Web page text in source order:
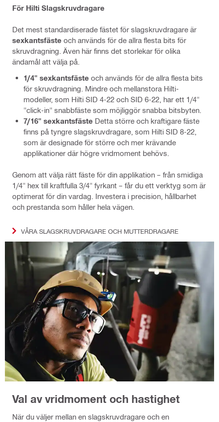
För Hilti Slagskruvdragare
Det mest standardiserade fästet för slagskruvdragare är
sexkantsfäste och används för de allra flesta bits för
skruvdragning. Även här finns det storlekar för olika
ändamål att välja på.
1/4" sexkantsfäste och används för de allra flesta bits
för skruvdragning. Mindre och mellanstora Hilti-
modeller, som Hilti SID 4-22 och SID 6-22, har ett 1/4"
"click-in" snabbfäste som möjliggör snabba bitsbyten.
7/16" sexkantsfäste Detta större och kraftigare fäste
finns på tyngre slagskruvdragare, som Hilti SID 8-22,
som är designade för större och mer krävande
applikationer där högre vridmoment behövs.
Genom att välja rätt fäste för din applikation – från smidiga
1/4" hex till kraftfulla 3/4" fyrkant – får du ett verktyg som är
optimerat för din vardag. Investera i precision, hållbarhet
och prestanda som håller hela vägen.
VÅRA SLAGSKRUVDRAGARE OCH MUTTERDRAGARE
Val av vridmoment och hastighet
När du väljer mellan en slagskruvdragare och en